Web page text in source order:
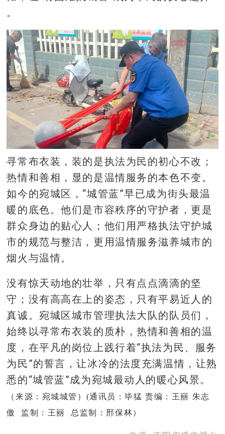
。
寻常布衣装，装的是执法为民的初心不改；
热情和善相，显的是温情服务的本色不变。
如今的宛城区，“城管蓝”早已成为街头最温
暖的底色。他们是市容秩序的守护者，更是
群众身边的贴心人；他们用严格执法守护城
市的规范与整洁，更用温情服务滋养城市的
烟火与温情。
没有惊天动地的壮举，只有点点滴滴的坚
守；没有高高在上的姿态，只有平易近人的
真诚。宛城区城市管理执法大队的队员们，
始终以寻常布衣装的质朴，热情和善相的温
度，在平凡的岗位上践行着“执法为民、服务
为民”的誓言，让冰冷的法度充满温情，让熟
悉的“城管蓝”成为宛城最动人的暖心风景。
（来源：宛城城管）(通讯员：毕猛 责编：王丽 朱志
傲 监制：王丽 总监制：邢保林）